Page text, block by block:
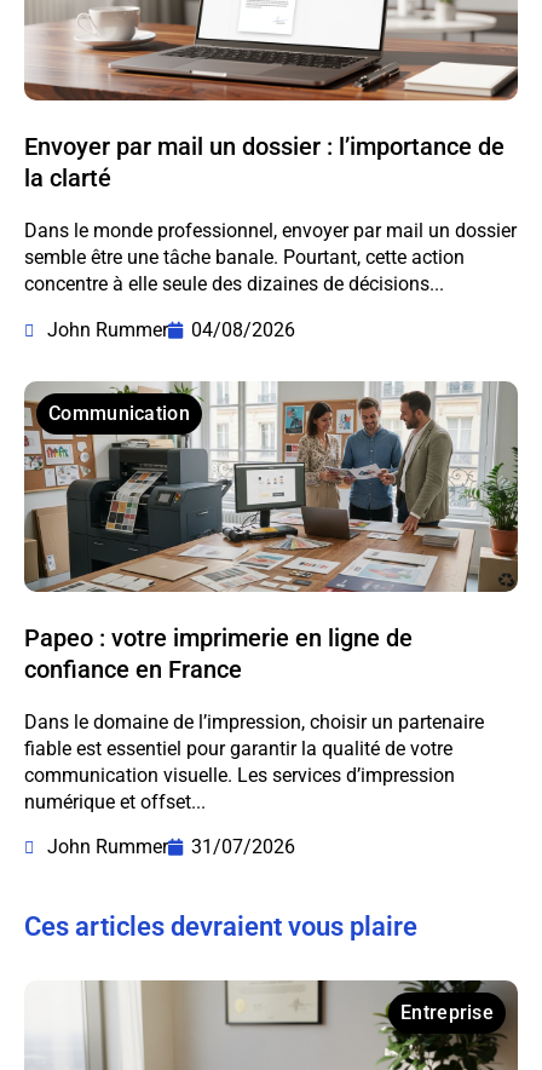
Envoyer par mail un dossier : l’importance de
la clarté
Dans le monde professionnel, envoyer par mail un dossier
semble être une tâche banale. Pourtant, cette action
concentre à elle seule des dizaines de décisions...
John Rummer
04/08/2026
Communication
Papeo : votre imprimerie en ligne de
confiance en France
Dans le domaine de l’impression, choisir un partenaire
fiable est essentiel pour garantir la qualité de votre
communication visuelle. Les services d’impression
numérique et offset...
John Rummer
31/07/2026
Ces articles devraient vous plaire
Entreprise